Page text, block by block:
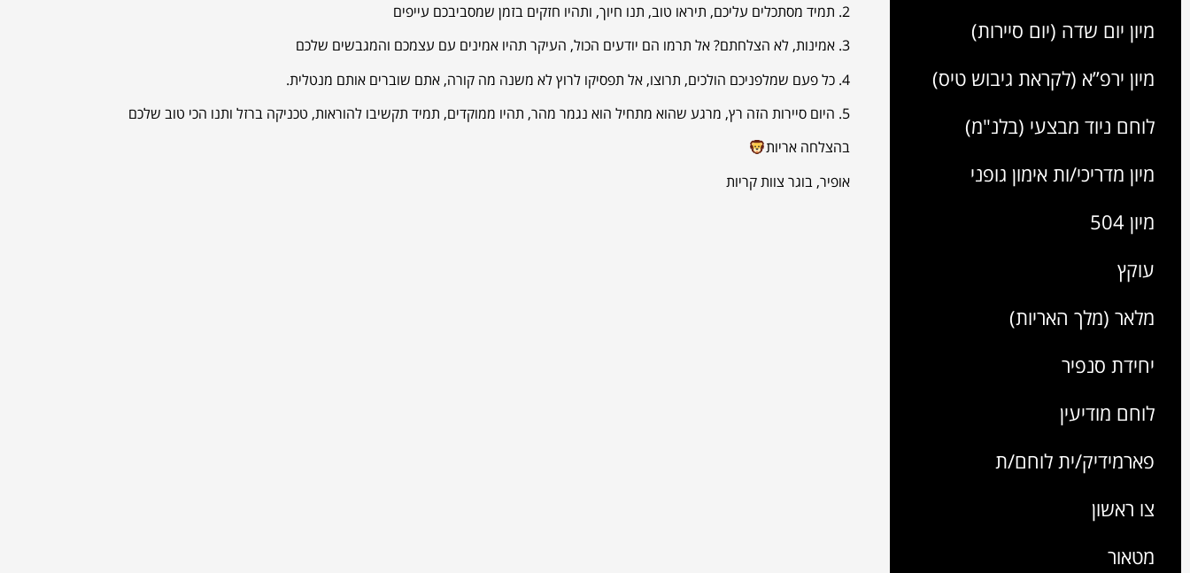
מיון יום שדה (יום סיירות)
מיון ירפ”א (לקראת גיבוש טיס)
לוחם ניוד מבצעי (בלנ"מ)
מיון מדריכי/ות אימון גופני
מיון 504
עוקץ
מלאר (מלך האריות)
יחידת סנפיר
לוחם מודיעין
פארמידיק/ית לוחם/ת
צו ראשון
מטאור
2. תמיד מסתכלים עליכם, תיראו טוב, תנו חיוך, ותהיו חזקים בזמן שמסביבכם עייפים
3. אמינות, לא הצלחתם? אל תרמו הם יודעים הכול, העיקר תהיו אמינים עם עצמכם והמגבשים שלכם
4. כל פעם שמלפניכם הולכים, תרוצו, אל תפסיקו לרוץ לא משנה מה קורה, אתם שוברים אותם מנטלית.
5. היום סיירות הזה רץ, מרגע שהוא מתחיל הוא נגמר מהר, תהיו ממוקדים, תמיד תקשיבו להוראות, טכניקה ברזל ותנו הכי טוב שלכם
בהצלחה אריות
אופיר, בוגר צוות קריות